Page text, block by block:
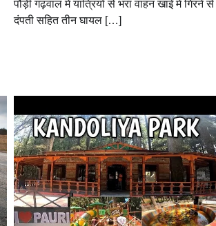
पौड़ी गढ़वाल में यात्रियों से भरा वाहन खाई में गिरने से
दंपती सहित तीन घायल […]